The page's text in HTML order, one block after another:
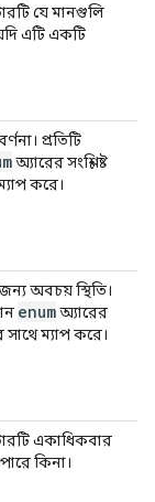
যে মানগুলি
এটি একটি
প্রতিটি
অ্যারের সংশ্লিষ্ট
করে।
অবচয় স্থিতি।
enumঅ্যারের
সাথে ম্যাপ করে।
একাধিকবার
কিনা।